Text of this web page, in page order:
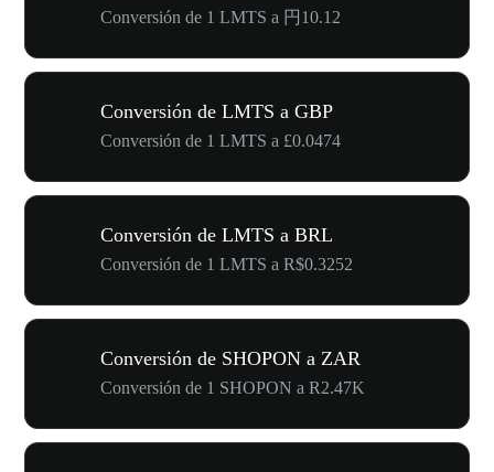
Conversión de 1 LMTS a 円10.12
Conversión de LMTS a GBP
Conversión de 1 LMTS a £0.0474
Conversión de LMTS a BRL
Conversión de 1 LMTS a R$0.3252
Conversión de SHOPON a ZAR
Conversión de 1 SHOPON a R2.47K